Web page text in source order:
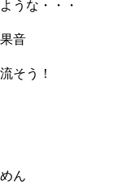
うな・・・
音
そう！
ん